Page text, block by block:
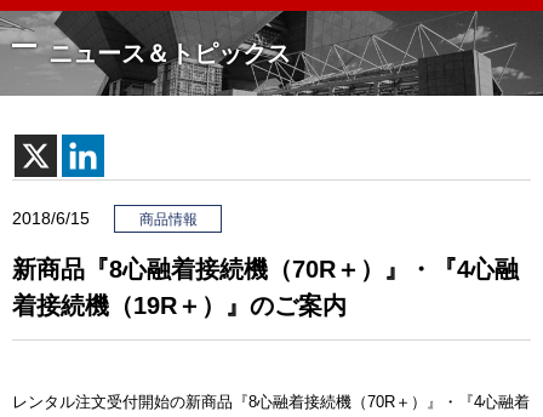
ニュース＆トピックス
2018/6/15 商品情報
新商品『8心融着接続機（70R＋）』・『4心融
着接続機（19R＋）』のご案内
レンタル注文受付開始の新商品『8心融着接続機（70R＋）』・『4心融着